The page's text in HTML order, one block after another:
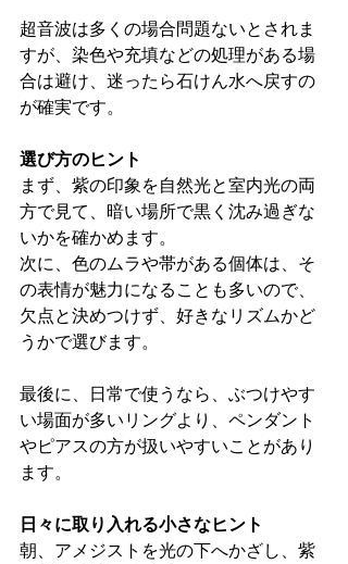
超音波は多くの場合問題ないとされま
すが、染色や充填などの処理がある場
合は避け、迷ったら石けん水へ戻すの
が確実です。
選び方のヒント
まず、紫の印象を自然光と室内光の両
方で見て、暗い場所で黒く沈み過ぎな
いかを確かめます。
次に、色のムラや帯がある個体は、そ
の表情が魅力になることも多いので、
欠点と決めつけず、好きなリズムかど
うかで選びます。
最後に、日常で使うなら、ぶつけやす
い場面が多いリングより、ペンダント
やピアスの方が扱いやすいことがあり
ます。
日々に取り入れる小さなヒント
朝、アメジストを光の下へかざし、紫